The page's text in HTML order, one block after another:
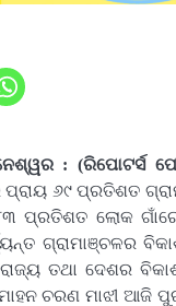
: (ରିପୋଟର୍ସ
୬୯ ପ୍ରତିଶତ
ପ୍ରତିଶତ ଲୋକ
ଗ୍ରାମାଞ୍ଚଳର
ରାଜ୍ୟ ତଥା ଦେଶର
ଚରଣ ମାଝୀ ଆଜି